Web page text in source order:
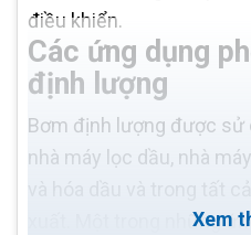
điều khiển.
Các ứng dụng
định lượng
Bơm định lượng được sử
nhà máy lọc dầu, nhà
xuất. Một trong những
Xem